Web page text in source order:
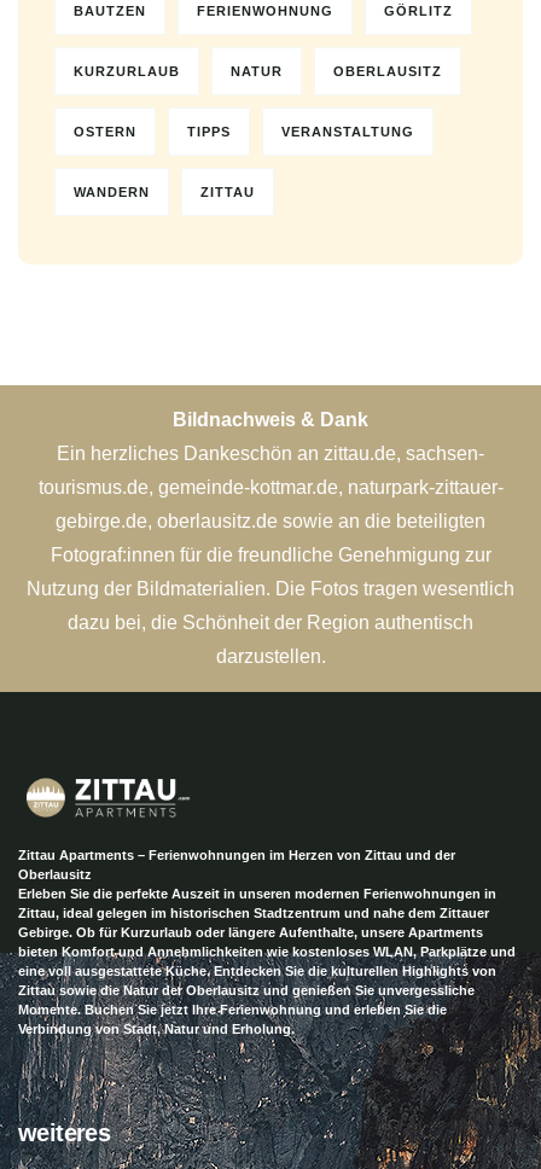
BAUTZEN FERIENWOHNUNG GÖRLITZ
KURZURLAUB NATUR OBERLAUSITZ
OSTERN TIPPS VERANSTALTUNG
WANDERN ZITTAU
Bildnachweis & Dank
Ein herzliches Dankeschön an zittau.de, sachsen-
tourismus.de, gemeinde-kottmar.de, naturpark-zittauer-
gebirge.de, oberlausitz.de sowie an die beteiligten
Fotograf:innen für die freundliche Genehmigung zur
Nutzung der Bildmaterialien. Die Fotos tragen wesentlich
dazu bei, die Schönheit der Region authentisch
darzustellen.
Zittau Apartments – Ferienwohnungen im Herzen von Zittau und der
Oberlausitz
Erleben Sie die perfekte Auszeit in unseren modernen Ferienwohnungen in
Zittau, ideal gelegen im historischen Stadtzentrum und nahe dem Zittauer
Gebirge. Ob für Kurzurlaub oder längere Aufenthalte, unsere Apartments
bieten Komfort und Annehmlichkeiten wie kostenloses WLAN, Parkplätze und
eine voll ausgestattete Küche. Entdecken Sie die kulturellen Highlights von
Zittau sowie die Natur der Oberlausitz und genießen Sie unvergessliche
Momente. Buchen Sie jetzt Ihre Ferienwohnung und erleben Sie die
Verbindung von Stadt, Natur und Erholung.
weiteres